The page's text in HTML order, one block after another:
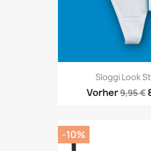
Sloggi Look
Vorher9,95 €
-10%